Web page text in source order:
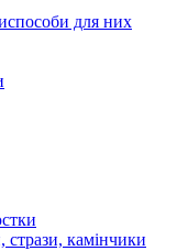
для них
камінчики